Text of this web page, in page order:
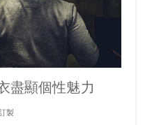
盡顯個性魅力
製